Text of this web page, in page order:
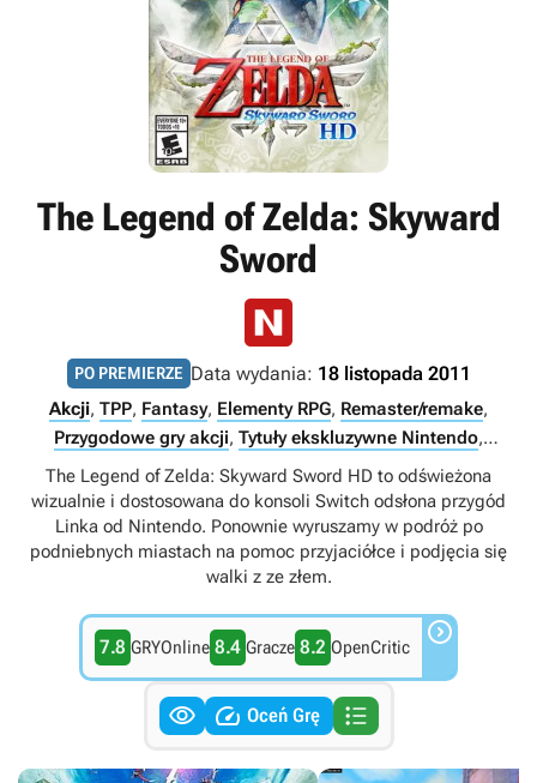
The Legend of Zelda: Skyward
Sword
PO PREMIERZE Data wydania: 18 listopada 2011
Akcji, TPP, Fantasy, Elementy RPG, Remaster/remake,
Przygodowe gry akcji, Tytuły ekskluzywne Nintendo,
Singleplayer
The Legend of Zelda: Skyward Sword HD to odświeżona
wizualnie i dostosowana do konsoli Switch odsłona przygód
Linka od Nintendo. Ponownie wyruszamy w podróż po
podniebnych miastach na pomoc przyjaciółce i podjęcia się
walki z ze złem.
7.8 GRYOnline 8.4 Gracze 8.2 OpenCritic 
  Oceń Grę 